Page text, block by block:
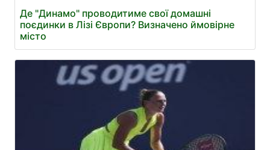
Де "Динамо" проводитиме свої домашні
поєдинки в Лізі Європи? Визначено ймовірне
місто